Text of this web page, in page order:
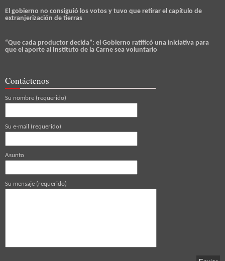
El gobierno no consiguió los votos y tuvo que retirar el capítulo de
extranjerización de tierras
“Que cada productor decida”: el Gobierno ratificó una iniciativa para
que el aporte al Instituto de la Carne sea voluntario
Contáctenos
Su nombre (requerido)
Su e-mail (requerido)
Asunto
Su mensaje (requerido)